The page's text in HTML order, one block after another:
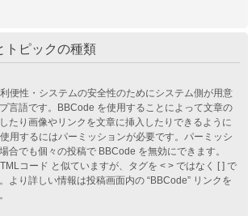
トピックの種類
便性・システムの安全性のためにシステム側が用意
言語です。BBCode を使用することによって文章の
たり画像やリンクを文章に挿入したりできるように
用するにはパーミッションが必要です。パーミッシ
合でも個々の投稿で BBCode を無効にできます。
コード と似ていますが、タグを < > ではなく [ ] で
より詳しい情報は投稿画面内の “BBCode” リンクを